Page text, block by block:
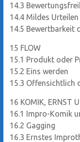
14.3
14.4 Mildes Urteilen
14.5 Bewertbarkeit
15 FLOW
15.1 Produkt oder
15.2 Eins werden
15.3 Offensichtlich
16 KOMIK, ERNST
16.1 Impro-Komik
16.2 Gagging
16.3 Ernstes